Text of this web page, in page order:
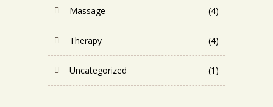
Massage (4)
Therapy (4)
Uncategorized (1)